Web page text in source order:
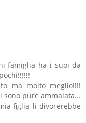
famiglia ha i suoi da
ma molto meglio!!!!
sono pure ammalata...
figlia li divorerebbe